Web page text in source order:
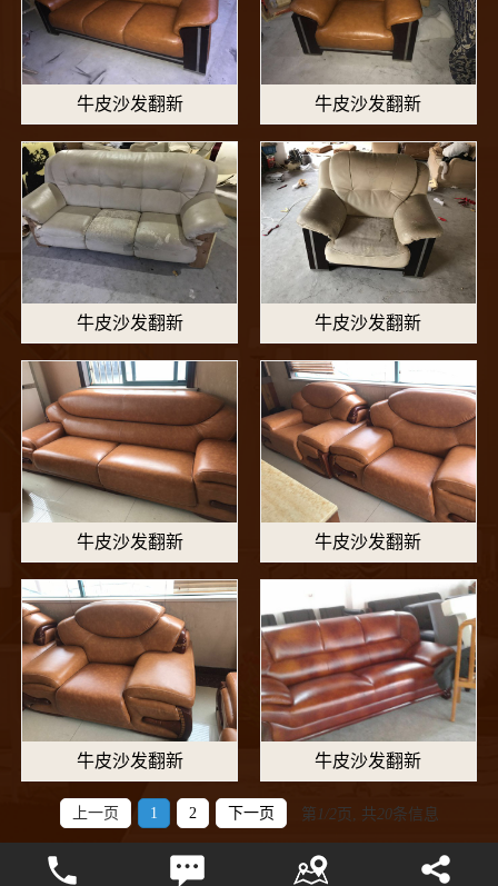
牛皮沙发翻新 牛皮沙发翻新
牛皮沙发翻新 牛皮沙发翻新
牛皮沙发翻新 牛皮沙发翻新
牛皮沙发翻新 牛皮沙发翻新
上一页 1 2 下一页 第 1/2页, 共20条信息